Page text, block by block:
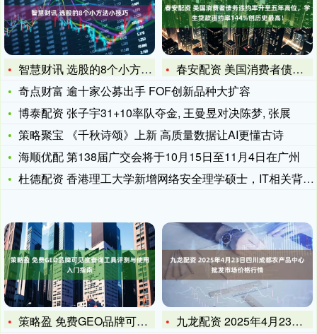
智慧财讯 选股的8个小方法小技巧
春安配资 美国消费者债务违约率升至五年高位，学生贷款违约率1
奇点财富 逾十家公募出手 FOF创新品种大扩容
博泰配资 张子宇31+10率队夺金, 王曼昱对决陈梦, 张展
策略聚宝 《千秋诗颂》上新 高质量数据让AI更懂古诗
海顺优配 第138届广交会将于10月15日至11月4日在广州
杜德配资 香港理工大学新增网络安全理学硕士，IT相关背景可冲
策略盈 免费GEO品牌可见度查询工具评测与使用入门指南
九龙配资 2025年4月23日四川成都农产品中心批发市场价格